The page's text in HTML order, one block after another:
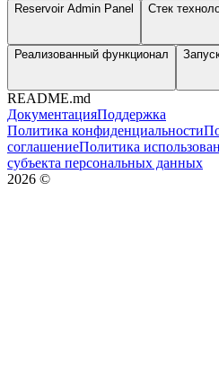
Reservoir Admin Panel Стек
Реализованный функционал
README.md
ДокументацияПоддержка
Политика конфиденциальности
соглашениеПолитика
субъекта персональных данных
2026 ©